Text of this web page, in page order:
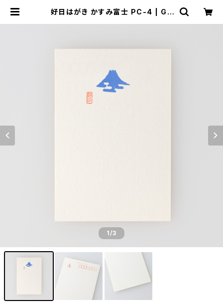
好日はがき かすみ富士 PC-4 | GE
1/3